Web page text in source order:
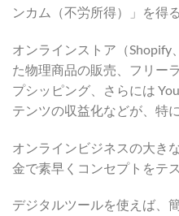
ンカム（不労所得）」を得
オンラインストア（Shopify
た物理商品の販売、フリー
プシッピング、さらには
テンツの収益化などが、特
オンラインビジネスの大き
金で素早くコンセプトをテ
デジタルツールを使えば、